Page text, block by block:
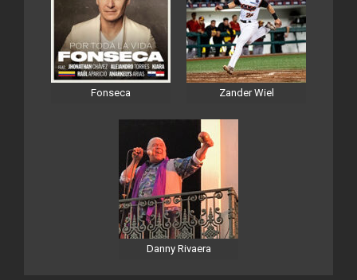
Fonseca Zander Wiel
Danny Rivaera